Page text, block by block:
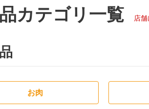
カテゴリ一覧 店
お肉